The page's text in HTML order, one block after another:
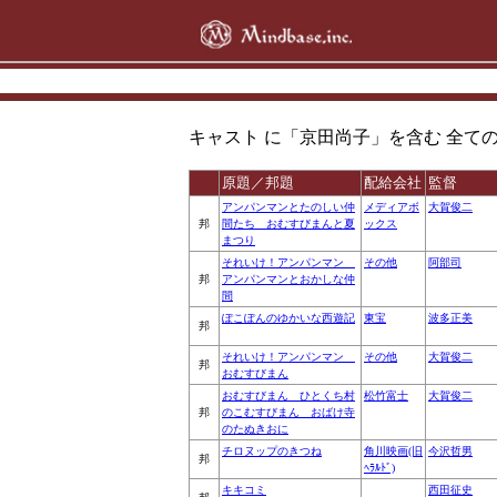
キャスト に「京田尚子」を含む 全て
原題／邦題 配給会社 監督
邦
アンパンマンとたのしい仲
間たち おむすびまんと夏
まつり
メディアボ
ックス
大賀俊二
邦
それいけ！アンパンマン
アンパンマンとおかしな仲
間
その他 阿部司
邦
ぽこぽんのゆかいな西遊記 東宝 波多正美
邦
それいけ！アンパンマン
おむすびまん
その他 大賀俊二
邦
おむすびまん ひとくち村
のこむすびまん おばけ寺
のたぬきおに
松竹富士 大賀俊二
邦
チロヌップのきつね
角川映画(旧
ﾍﾗﾙﾄﾞ)
今沢哲男
キキコミ 西田征史